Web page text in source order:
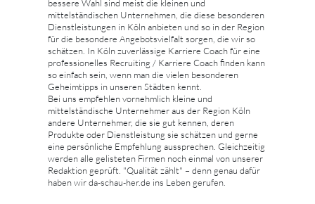
bessere Wahl sind meist die kleinen und
mittelständischen Unternehmen, die diese besonderen
Dienstleistungen in Köln anbieten und so in der Region
für die besondere Angebotsvielfalt sorgen, die wir so
schätzen. In Köln zuverlässige Karriere Coach für eine
professionelles Recruiting / Karriere Coach finden kann
so einfach sein, wenn man die vielen besonderen
Geheimtipps in unseren Städten kennt.
Bei uns empfehlen vornehmlich kleine und
mittelständische Unternehmer aus der Region Köln
andere Unternehmer, die sie gut kennen, deren
Produkte oder Dienstleistung sie schätzen und gerne
eine persönliche Empfehlung aussprechen. Gleichzeitig
werden alle gelisteten Firmen noch einmal von unserer
Redaktion geprüft. "Qualität zählt" – denn genau dafür
haben wir da-schau-her.de ins Leben gerufen.